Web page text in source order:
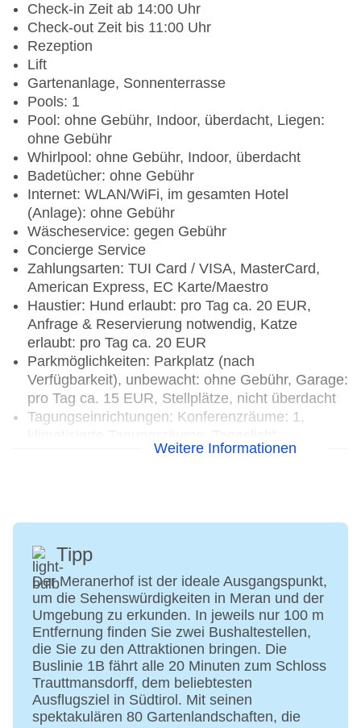
Check-in Zeit ab 14:00 Uhr
Check-out Zeit bis 11:00 Uhr
Rezeption
Lift
Gartenanlage, Sonnenterrasse
Pools: 1
Pool: ohne Gebühr, Indoor, überdacht, Liegen:
ohne Gebühr
Whirlpool: ohne Gebühr, Indoor, überdacht
Badetücher: ohne Gebühr
Internet: WLAN/WiFi, im gesamten Hotel
(Anlage): ohne Gebühr
Wäscheservice: gegen Gebühr
Concierge Service
Zahlungsarten: TUI Card / VISA, MasterCard,
American Express, EC Karte/Maestro
Haustier: Hund erlaubt: pro Tag ca. 20 EUR,
Anfrage & Reservierung notwendig, Katze
erlaubt: pro Tag ca. 20 EUR
Parkmöglichkeiten: Parkplatz (nach
Verfügbarkeit), unbewacht: ohne Gebühr, Garage:
pro Tag ca. 15 EUR, Stellplätze, nicht überdacht
Tagungseinrichtungen: Konferenzräume: 1,
Weitere Informationen
Tipp
Der Meranerhof ist der ideale Ausgangspunkt,
um die Sehenswürdigkeiten in Meran und der
Umgebung zu erkunden. In jeweils nur 100 m
Entfernung finden Sie zwei Bushaltestellen,
die Sie zu den Attraktionen bringen. Die
Buslinie 1B fährt alle 20 Minuten zum Schloss
Trauttmansdorff, dem beliebtesten
Ausflugsziel in Südtirol. Mit seinen
spektakulären 80 Gartenlandschaften, die